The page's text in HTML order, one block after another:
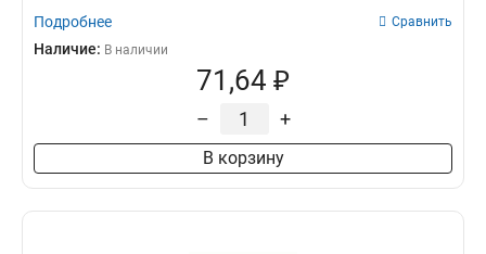
Подробнее Сравнить
Наличие: В наличии
71,64 ₽
– +
В корзину